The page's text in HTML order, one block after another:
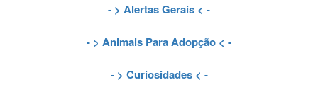
- > Alertas Gerais < -
- > Animais Para Adopção < -
- > Curiosidades< -